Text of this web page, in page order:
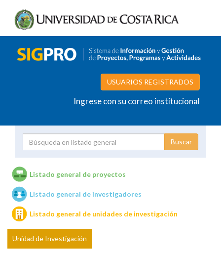
USUARIOS REGISTRADOS
Ingrese con su correo institucional
Unidades de investigación
Listado general de proyectos
Listado general de investigadores
Listado general de unidades de investigación
Unidad de Investigación